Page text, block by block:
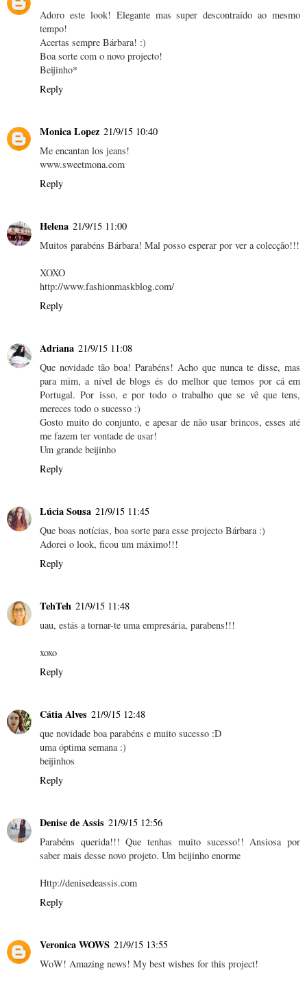
Adoro este look! Elegante mas super descontraído ao mesmo
tempo!
Acertas sempre Bárbara! :)
Boa sorte com o novo projecto!
Beijinho*
Reply
Monica Lopez 21/9/15 10:40
Me encantan los jeans!
www.sweetmona.com
Reply
Helena 21/9/15 11:00
Muitos parabéns Bárbara! Mal posso esperar por ver a colecção!!!
XOXO
http://www.fashionmaskblog.com/
Reply
Adriana 21/9/15 11:08
Que novidade tão boa! Parabéns! Acho que nunca te disse, mas
para mim, a nível de blogs és do melhor que temos por cá em
Portugal. Por isso, e por todo o trabalho que se vê que tens,
mereces todo o sucesso :)
Gosto muito do conjunto, e apesar de não usar brincos, esses até
me fazem ter vontade de usar!
Um grande beijinho
Reply
Lúcia Sousa 21/9/15 11:45
Que boas notícias, boa sorte para esse projecto Bárbara :)
Adorei o look, ficou um máximo!!!
Reply
TehTeh 21/9/15 11:48
uau, estás a tornar-te uma empresária, parabens!!!
xoxo
Reply
Cátia Alves 21/9/15 12:48
que novidade boa parabéns e muito sucesso :D
uma óptima semana :)
beijinhos
Reply
Denise de Assis 21/9/15 12:56
Parabéns querida!!! Que tenhas muito sucesso!! Ansiosa por
saber mais desse novo projeto. Um beijinho enorme
Http://denisedeassis.com
Reply
Veronica WOWS 21/9/15 13:55
WoW! Amazing news! My best wishes for this project!